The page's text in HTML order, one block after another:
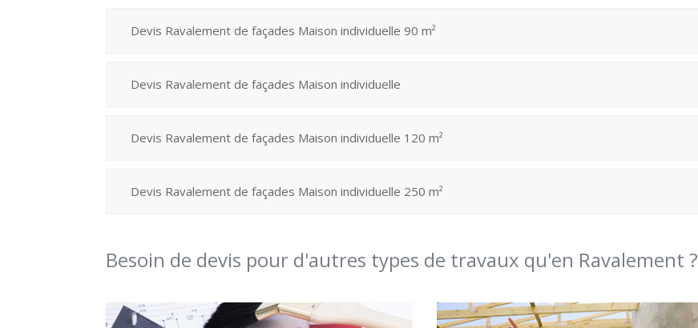
Devis Ravalement de façades Maison individuelle 90 m²
Devis Ravalement de façades Maison individuelle
Devis Ravalement de façades Maison individuelle 120 m²
Devis Ravalement de façades Maison individuelle 250 m²
Besoin de devis pour d'autres types de travaux qu'en Ravalement ?